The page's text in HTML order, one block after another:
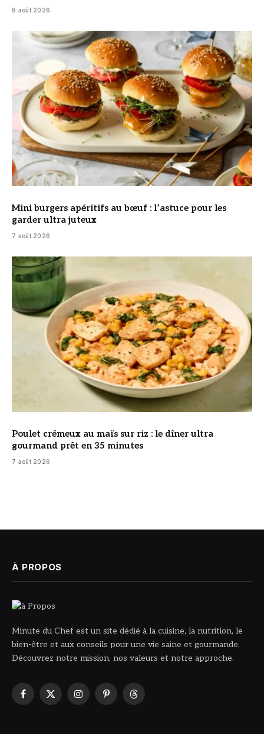
8 août 2026
© DR
Mini burgers apéritifs au bœuf : l’astuce pour les
garder ultra juteux
7 août 2026
© DR
Poulet crémeux au maïs sur riz : le dîner ultra
gourmand prêt en 35 minutes
7 août 2026
À PROPOS
Minute du Chef est un site dédié à la cuisine, la nutrition, le
bien-être et aux conseils pour une vie saine et gourmande.
Découvrez notre mission, nos valeurs et notre approche.
Facebook
X
InstagramPinterestThreads